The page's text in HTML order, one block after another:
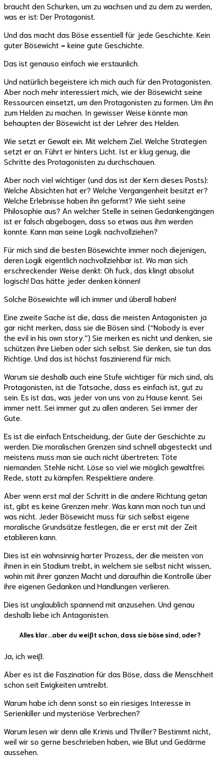
braucht den Schurken, um zu wachsen und zu dem zu werden,
was er ist: Der Protagonist.
Und das macht das Böse essentiell für jede Geschichte. Kein
guter Bösewicht = keine gute Geschichte.
Das ist genauso einfach wie erstaunlich.
Und natürlich begeistere ich mich auch für den Protagonisten.
Aber noch mehr interessiert mich, wie der Bösewicht seine
Ressourcen einsetzt, um den Protagonisten zu formen. Um ihn
zum Helden zu machen. In gewisser Weise könnte man
behaupten der Bösewicht ist der Lehrer des Helden.
Wie setzt er Gewalt ein. Mit welchem Ziel. Welche Strategien
setzt er an. Führt er hinters Licht. Ist er klug genug, die
Schritte des Protagonisten zu durchschauen.
Aber noch viel wichtiger (und das ist der Kern dieses Posts):
Welche Absichten hat er? Welche Vergangenheit besitzt er?
Welche Erlebnisse haben ihn geformt? Wie sieht seine
Philosophie aus? An welcher Stelle in seinen Gedankengängen
ist er falsch abgebogen, dass so etwas aus ihm werden
konnte. Kann man seine Logik nachvollziehen?
Für mich sind die besten Bösewichte immer noch diejenigen,
deren Logik eigentlich nachvollziehbar ist. Wo man sich
erschreckender Weise denkt: Oh fuck, das klingt absolut
logisch! Das hätte jeder denken können!
Solche Bösewichte will ich immer und überall haben!
Eine zweite Sache ist die, dass die meisten Antagonisten ja
gar nicht merken, dass sie die Bösen sind. (“Nobody is ever
the evil in his own story.”) Sie merken es nicht und denken, sie
schützen ihre Lieben oder sich selbst. Sie denken, sie tun das
Richtige. Und das ist höchst faszinierend für mich.
Warum sie deshalb auch eine Stufe wichtiger für mich sind, als
Protagonisten, ist die Tatsache, dass es einfach ist, gut zu
sein. Es ist das, was jeder von uns von zu Hause kennt. Sei
immer nett. Sei immer gut zu allen anderen. Sei immer der
Gute.
Es ist die einfach Entscheidung, der Gute der Geschichte zu
werden. Die moralischen Grenzen sind schnell abgesteckt und
meistens muss man sie auch nicht übertreten: Töte
niemanden. Stehle nicht. Löse so viel wie möglich gewaltfrei.
Rede, statt zu kämpfen. Respektiere andere.
Aber wenn erst mal der Schritt in die andere Richtung getan
ist, gibt es keine Grenzen mehr. Was kann man noch tun und
was nicht. Jeder Bösewicht muss für sich selbst eigene
moralische Grundsätze festlegen, die er erst mit der Zeit
etablieren kann.
Dies ist ein wahnsinnig harter Prozess, der die meisten von
ihnen in ein Stadium treibt, in welchem sie selbst nicht wissen,
wohin mit ihrer ganzen Macht und daraufhin die Kontrolle über
ihre eigenen Gedanken und Handlungen verlieren.
Dies ist unglaublich spannend mit anzusehen. Und genau
deshalb liebe ich Antagonisten.
Alles klar…aber du weißt schon, dass sie böse sind, oder?
Ja, ich weiß.
Aber es ist die Faszination für das Böse, dass die Menschheit
schon seit Ewigkeiten umtreibt.
Warum habe ich denn sonst so ein riesiges Interesse in
Serienkiller und mysteriöse Verbrechen?
Warum lesen wir denn alle Krimis und Thriller? Bestimmt nicht,
weil wir so gerne beschrieben haben, wie Blut und Gedärme
aussehen.